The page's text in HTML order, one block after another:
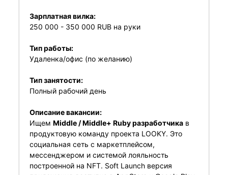
Зарплатная вилка:
250 000 - 350 000 RUB на руки
Тип работы:
Удаленка/офис (по желанию)
Тип занятости:
Полный рабочий день
Описание вакансии:
Ищем Middle / Middle+ Ruby разработчикав
продуктовую команду проекта LOOKY. Это
социальная сеть с маркетплейсом,
мессенджером и системой лояльность
построенной на NFT. Soft Launch версия